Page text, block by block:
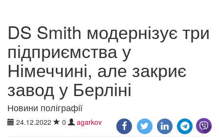
DS Smith модернізує три
підприємства у
Німеччині, але закриє
завод у Берліні
Новини поліграфії
24.12.2022 0 agarkov